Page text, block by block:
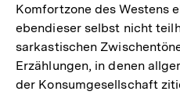
Komfortzone des Westens
ebendieser selbst nicht
sarkastischen
Erzählungen, in denen
der Konsumgesellschaft